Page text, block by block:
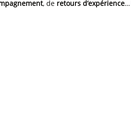
, de retours d’expérience…